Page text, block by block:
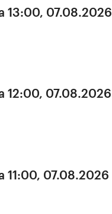
13:00, 07.08.2026
12:00, 07.08.2026
11:00, 07.08.2026